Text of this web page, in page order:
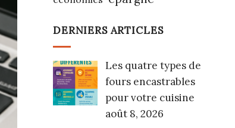
DERNIERS ARTICLES
Les quatre types de
fours encastrables
pour votre cuisine
août 8, 2026